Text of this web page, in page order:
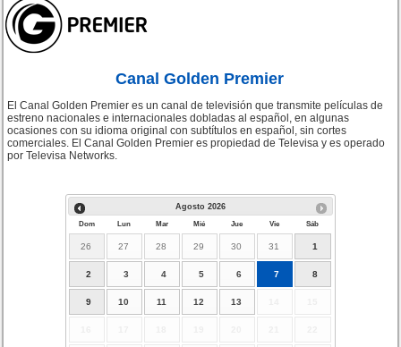
Canal Golden Premier
El Canal Golden Premier es un canal de televisión que transmite películas de
estreno nacionales e internacionales dobladas al español, en algunas
ocasiones con su idioma original con subtítulos en español, sin cortes
comerciales. El Canal Golden Premier es propiedad de Televisa y es operado
por Televisa Networks.
Agosto 2026
Dom Lun Mar Mié Jue Vie Sáb
26 27 28 29 30 31 1
2 3 4 5 6 7 8
9 10 11 12 13